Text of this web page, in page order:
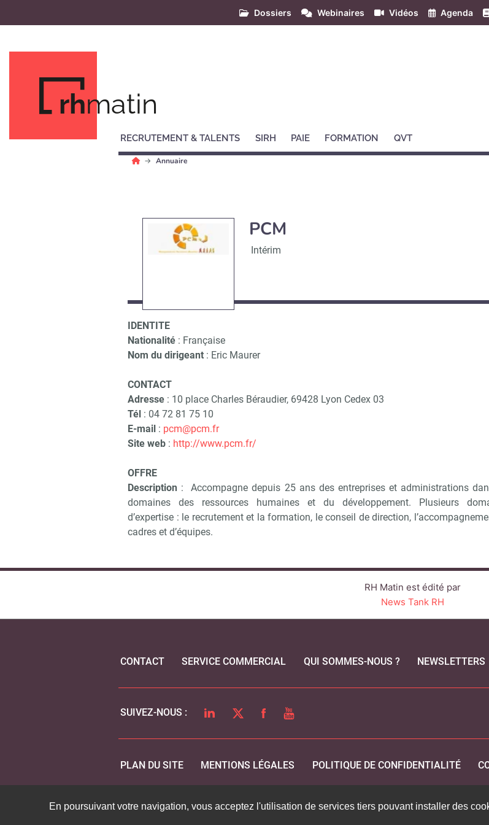
Dossiers Webinaires Vidéos Agenda
rhmatin
RECRUTEMENT & TALENTS SIRH PAIE FORMATION QVT
Annuaire
PCM
Intérim
IDENTITE
Nationalité : Française
Nom du dirigeant : Eric Maurer
CONTACT
Adresse : 10 place Charles Béraudier, 69428 Lyon Cedex 03
Tél : 04 72 81 75 10
E-mail : pcm@pcm.fr
Site web : http://www.pcm.fr/
OFFRE
Description : Accompagne depuis 25 ans des entreprises et administrations
domaines des ressources humaines et du développement. Plusieurs
d’expertise : le recrutement et la formation, le conseil de direction,
cadres et d’équipes.
RH Matin est édité par
News Tank RH
CONTACT SERVICE COMMERCIAL QUI SOMMES-NOUS ? NEWSLETTERS
SUIVEZ-NOUS : LINKEDINTWITTERFACEBOOK
YOUTUBE
PLAN DU SITE MENTIONS LÉGALES POLITIQUE DE CONFIDENTIALITÉ
En poursuivant votre navigation, vous acceptez l'utilisation de services tiers pouvant installer des